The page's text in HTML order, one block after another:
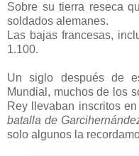
Sobre su tierra reseca
soldados alemanes.
Las bajas francesas,
1.100.
Un siglo después de
Mundial, muchos de los
Rey llevaban inscritos
batalla de
solo algunos la